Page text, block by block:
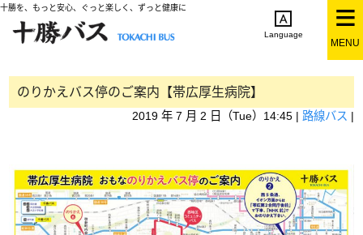
十勝を、もっと安心、ぐっと楽しく、ずっと健康に
Language
한국어
MENU
のりかえバス停のご案内【帯広厚生病院】
2019 年 7 月 2 日（Tue）14:45 | 路線バス |